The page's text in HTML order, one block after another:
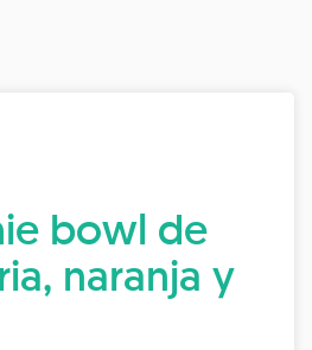
bowl de
naranja y